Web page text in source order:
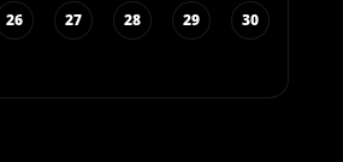
26 27 28 29 30